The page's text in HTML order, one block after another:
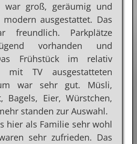
war groß, geräumig und
ausgestattet. Das
freundlich. Parkplätze
vorhanden und
Frühstück im relativ
mit TV ausgestatteten
war sehr gut. Müsli,
Bagels, Eier, Würstchen,
standen zur Auswahl.
hier als Familie sehr wohl
sehr zufrieden. Das